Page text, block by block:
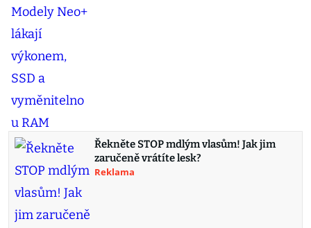
Řekněte STOP mdlým vlasům! Jak jim
zaručeně vrátíte lesk?
Reklama